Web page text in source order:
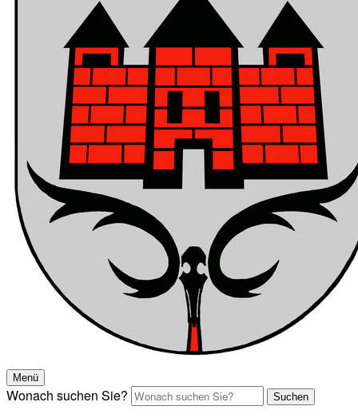
Menü
Wonach suchen Sie? Suchen